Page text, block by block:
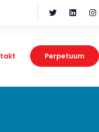
Perpetuum